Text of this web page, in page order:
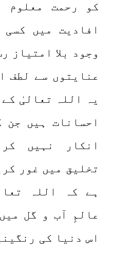
کو رحمت معلوم
افادیت میں
وجود بلا امتیاز
عنایتوں سے لطف
یہ اللہ تعالیٰ
احسانات ہیں
انکار نہیں
تخلیق میں غور
ہے کہ اللہ
عالمِ آب و گل
اس دنیا کی